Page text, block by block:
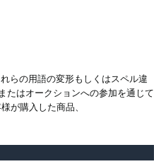
らの用語の変形もしくはスペル違
たはオークションへの参加を通じて
が購入した商品、